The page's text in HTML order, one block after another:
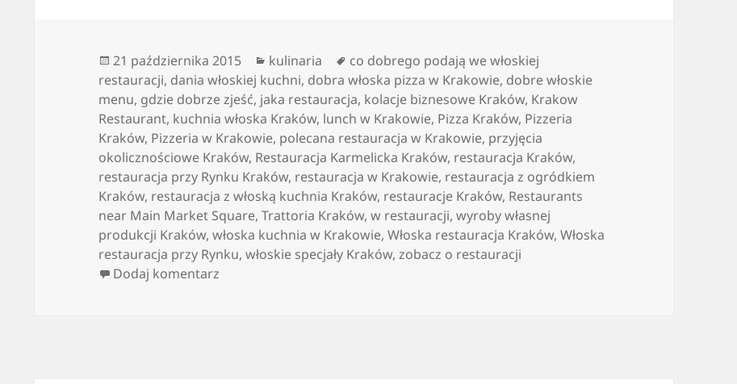
Data
publikacji
21 października 2015 Kategorie
kulinaria Tagi
co dobrego podają we włoskiej
restauracji, dania włoskiej kuchni, dobra włoska pizza w Krakowie, dobre włoskie
menu, gdzie dobrze zjeść, jaka restauracja, kolacje biznesowe Kraków, Krakow
Restaurant, kuchnia włoska Kraków, lunch w Krakowie, Pizza Kraków, Pizzeria
Kraków, Pizzeria w Krakowie, polecana restauracja w Krakowie, przyjęcia
okolicznościowe Kraków, Restauracja Karmelicka Kraków, restauracja Kraków,
restauracja przy Rynku Kraków, restauracja w Krakowie, restauracja z ogródkiem
Kraków, restauracja z włoską kuchnia Kraków, restauracje Kraków, Restaurants
near Main Market Square,Trattoria Kraków,w restauracji,wyroby własnej
produkcji Kraków,włoska kuchnia w Krakowie,Włoska restauracja Kraków,Włoska
restauracja przy Rynku,włoskie specjały Kraków,zobacz o restauracji
Dodaj komentarz